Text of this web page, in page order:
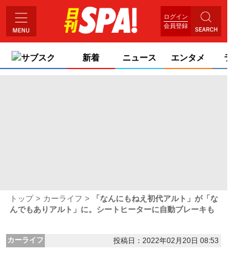
ログイン
会員登録
サブスク 新着 ニュース エンタメ ライ
トップ カーライフ
「なんにもねえ初代アルト」が「な
んでもありアルト」に。シートヒーターに自動ブレーキも
カーライフ 投稿日：2022年02月20日 08:53